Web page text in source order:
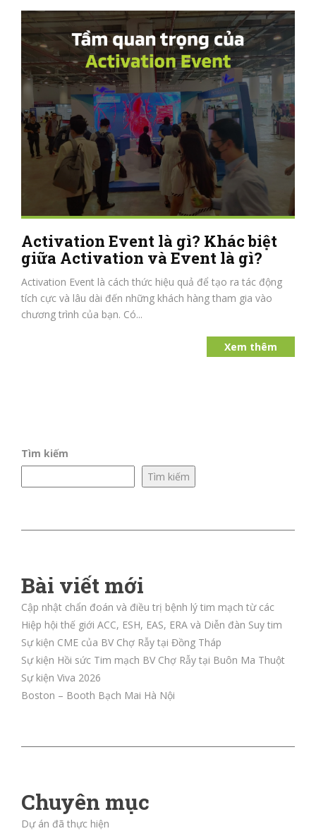
Activation Event là gì? Khác biệt
giữa Activation và Event là gì?
Activation Event là cách thức hiệu quả để tạo ra tác động
tích cực và lâu dài đến những khách hàng tham gia vào
chương trình của bạn. Có...
Xem thêm
Tìm kiếm
Tìm kiếm
Bài viết mới
Cập nhật chẩn đoán và điều trị bệnh lý tim mạch từ các
Hiệp hội thế giới ACC, ESH, EAS, ERA và Diễn đàn Suy tim
Sự kiện CME của BV Chợ Rẫy tại Đồng Tháp
Sự kiện Hồi sức Tim mạch BV Chợ Rẫy tại Buôn Ma Thuột
Sự kiện Viva 2026
Boston – Booth Bạch Mai Hà Nội
Chuyên mục
Dự án đã thực hiện